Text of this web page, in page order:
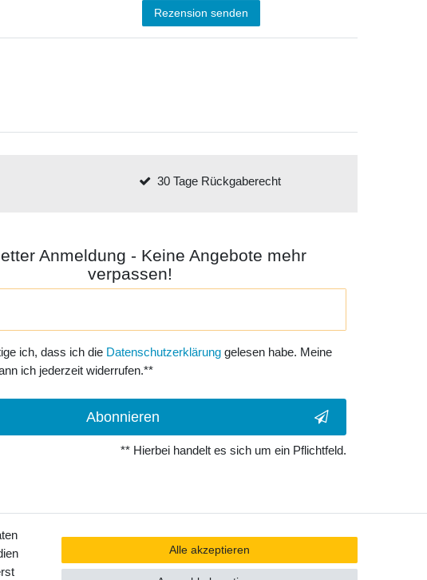
Rezension senden
30 Tage Rückgaberecht
Anmeldung - Keine Angebote mehr
verpassen!
ich, dass ich die Daten­schutz­erklärunggelesen habe. Meine
ich jederzeit widerrufen.**
Abonnieren
** Hierbei handelt es sich um ein Pflichtfeld.
Alle akzeptieren